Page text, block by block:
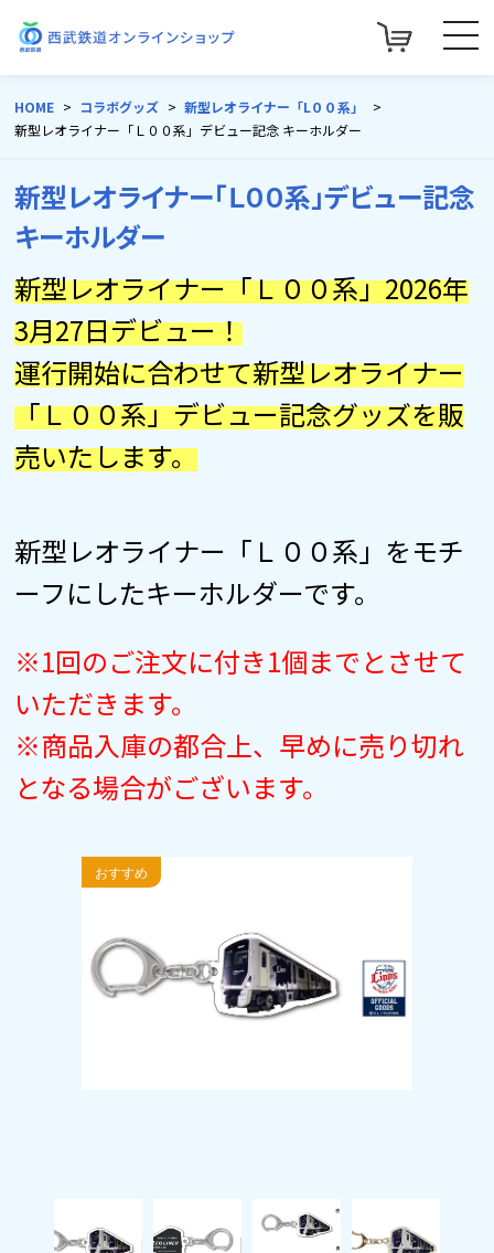
HOME コラボグッズ
新型レオライナー「L００系」
新型レオライナー「Ｌ００系」デビュー記念 キーホルダー
新型レオライナー「Ｌ００系」デビュー記念
キーホルダー
新型レオライナー「Ｌ００系」2026年
3月27日デビュー！
運行開始に合わせて新型レオライナー
「Ｌ００系」デビュー記念グッズを販
売いたします。
新型レオライナー「Ｌ００系」をモチ
ーフにしたキーホルダーです。
※1回のご注文に付き1個までとさせて
いただきます。
※商品入庫の都合上、早めに売り切れ
となる場合がございます。